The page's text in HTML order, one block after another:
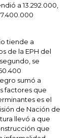
a 13.292.000,
tiende a
de la EPH del
se
sumó a
factores que
es el
de Nación de
llevó a que
que